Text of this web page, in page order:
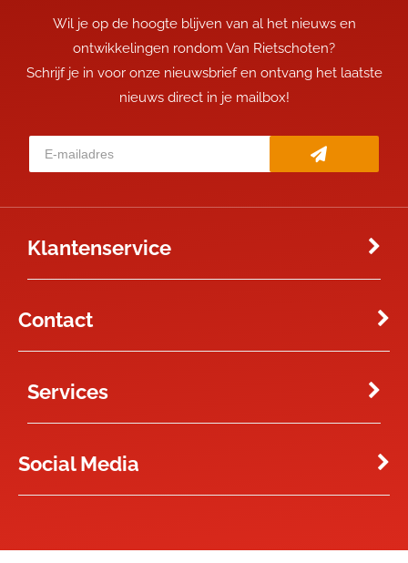
Wil je op de hoogte blijven van al het nieuws en
ontwikkelingen rondom Van Rietschoten?
Schrijf je in voor onze nieuwsbrief en ontvang het laatste
nieuws direct in je mailbox!
Klantenservice
Contact
Services
Social Media